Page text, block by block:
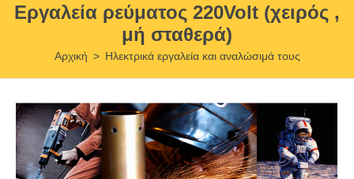
Εργαλεία ρεύματος 220Volt (χειρός ,
μή σταθερά)
Αρχική > Ηλεκτρικά εργαλεία και αναλώσιμά τους